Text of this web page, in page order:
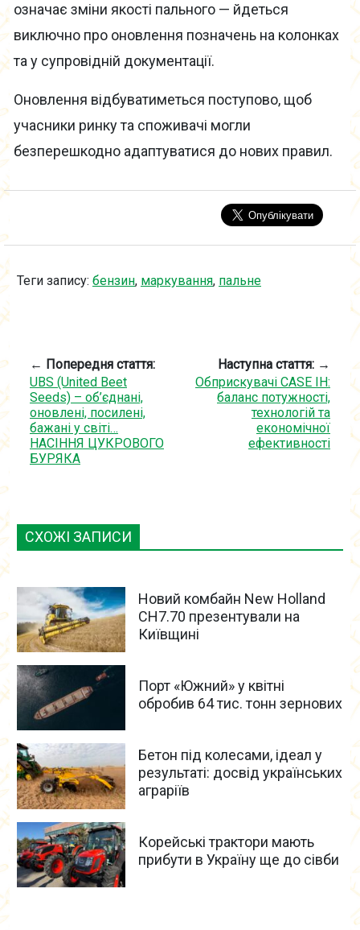
означає зміни якості пального — йдеться
виключно про оновлення позначень на колонках
та у супровідній документації.
Оновлення відбуватиметься поступово, щоб
учасники ринку та споживачі могли
безперешкодно адаптуватися до нових правил.
Теги запису: бензин, маркування, пальне
← Попередня стаття:
UBS (United Beet
Seeds) – об’єднані,
оновлені, посилені,
бажані у світі…
НАСІННЯ ЦУКРОВОГО
БУРЯКА
Наступна стаття: →
Обприскувачі CASE IH:
баланс потужності,
технологій та
економічної
ефективності
СХОЖІ ЗАПИСИ
Новий комбайн New Holland
CH7.70 презентували на
Київщині
Порт «Южний» у квітні
обробив 64 тис. тонн зернових
Бетон під колесами, ідеал у
результаті: досвід українських
аграріїв
Корейські трактори мають
прибути в Україну ще до сівби